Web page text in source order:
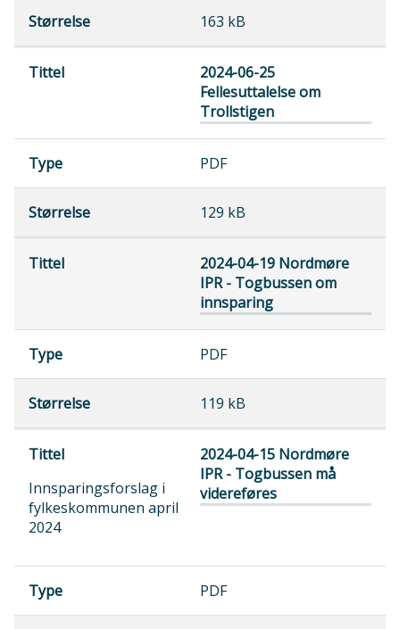
163 kB
2024-06-25
Fellesuttalelse om
Trollstigen
PDF
129 kB
2024-04-19 Nordmøre
IPR - Togbussen om
innsparing
PDF
119 kB
2024-04-15 Nordmøre
IPR - Togbussen må
videreføres
Innsparingsforslag i
fylkeskommunen april
2024
PDF